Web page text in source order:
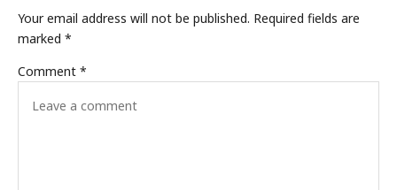
Your email address will not be published. Required fields are
marked *
Comment *